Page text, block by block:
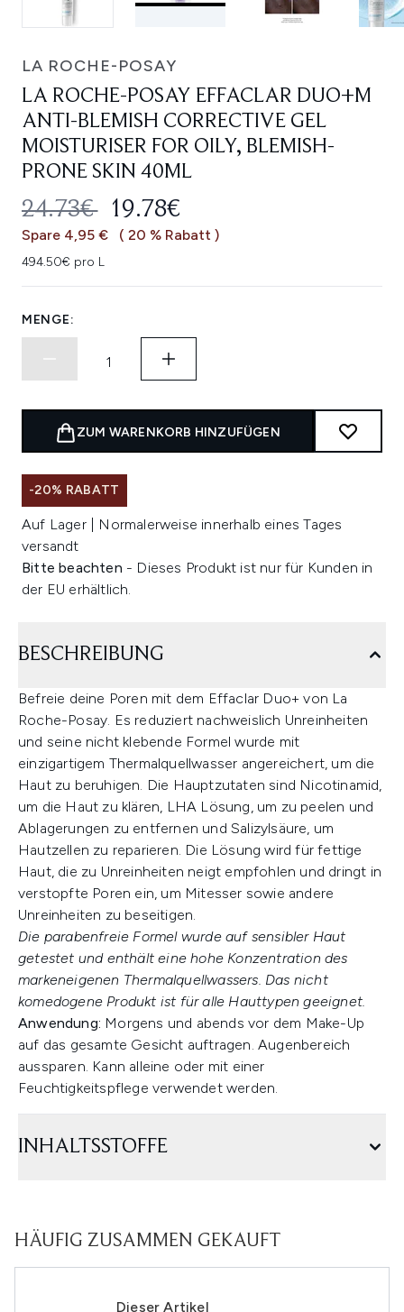
LA ROCHE-POSAY
LA ROCHE-POSAY EFFACLAR DUO+M
ANTI-BLEMISH CORRECTIVE GEL
MOISTURISER FOR OILY, BLEMISH-
PRONE SKIN 40ML
UNVERBINDLICHE
24.73€ AKTUELLER PREIS:
19.78€
Spare 4,95 € ( 20 % Rabatt )
494.50€ pro L
MENGE:
ZUM WARENKORB HINZUFÜGEN
-20% RABATT
Auf Lager | Normalerweise innerhalb eines Tages
versandt
Bitte beachten - Dieses Produkt ist nur für Kunden in
der EU erhältlich.
BESCHREIBUNG
Befreie deine Poren mit dem Effaclar Duo+ von La
Roche-Posay. Es reduziert nachweislich Unreinheiten
und seine nicht klebende Formel wurde mit
einzigartigem Thermalquellwasser angereichert, um die
Haut zu beruhigen. Die Hauptzutaten sind Nicotinamid,
um die Haut zu klären, LHA Lösung, um zu peelen und
Ablagerungen zu entfernen und Salizylsäure, um
Hautzellen zu reparieren. Die Lösung wird für fettige
Haut, die zu Unreinheiten neigt empfohlen und dringt in
verstopfte Poren ein, um Mitesser sowie andere
Unreinheiten zu beseitigen.
Die parabenfreie Formel wurde auf sensibler Haut
getestet und enthält eine hohe Konzentration des
markeneigenen Thermalquellwassers. Das nicht
komedogene Produkt ist für alle Hauttypen geeignet.
Anwendung: Morgens und abends vor dem Make-Up
auf das gesamte Gesicht auftragen. Augenbereich
aussparen. Kann alleine oder mit einer
Feuchtigkeitspflege verwendet werden.
INHALTSSTOFFE
HÄUFIG ZUSAMMEN GEKAUFT
Dieser Artikel